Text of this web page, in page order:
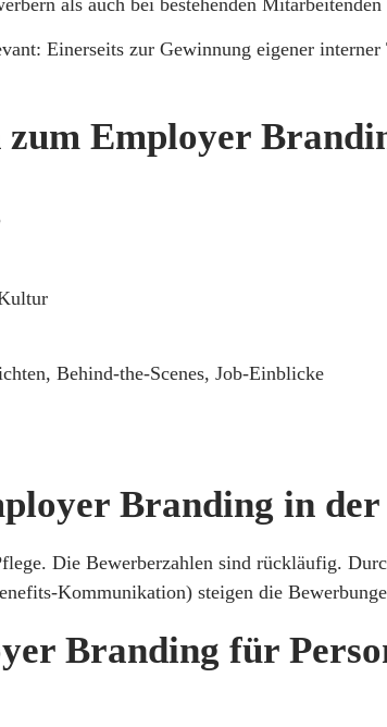
als auch bei bestehenden
Einerseits zur Gewinnung eigener interner
zum Employer
Behind-the-Scenes, Job-Einblicke
Branding in
Die Bewerberzahlen sind rückläufig.
Kommunikation) steigen die
Branding für